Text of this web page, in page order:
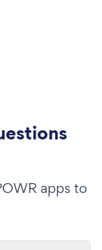
apps to